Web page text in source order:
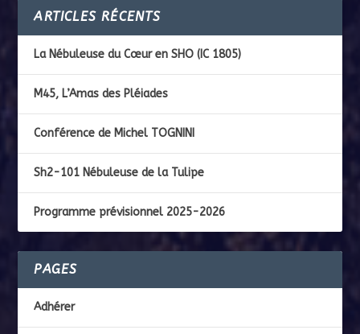
ARTICLES RÉCENTS
La Nébuleuse du Cœur en SHO (IC 1805)
M45, L’Amas des Pléiades
Conférence de Michel TOGNINI
Sh2-101 Nébuleuse de la Tulipe
Programme prévisionnel 2025-2026
PAGES
Adhérer